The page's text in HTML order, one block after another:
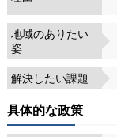
地域のありたい
姿
解決したい課題
具体的な政策